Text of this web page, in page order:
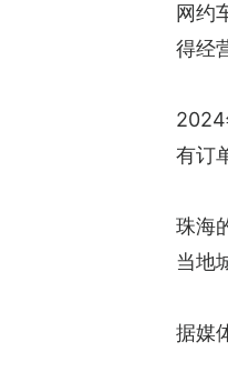
网约
得经
2024
有订
珠海
当地
据媒